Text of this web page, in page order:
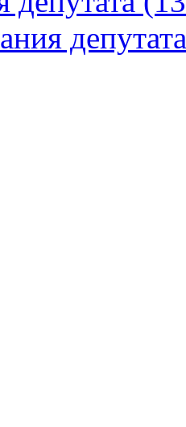
депутата